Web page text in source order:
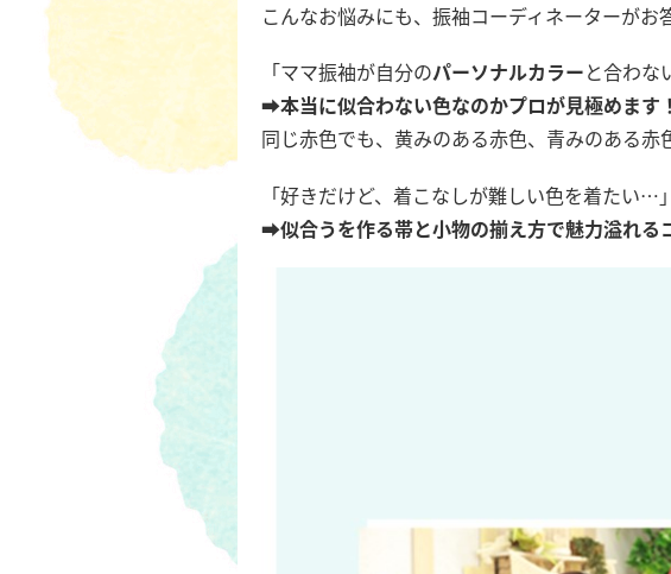
こんなお悩みにも、振袖コーディネーターがお
「ママ振袖が自分のパーソナルカラーと合わな
➡本当に似合わない色なのかプロが見極めます！
同じ赤色でも、黄みのある赤色、青みのある
「好きだけど、着こなしが難しい色を着たい…」
➡似合うを作る帯と小物の揃え方で魅力溢れる